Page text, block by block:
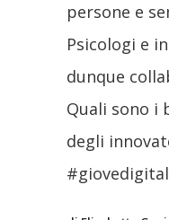
persone e
Psicologi e
dunque
Quali sono i
degli